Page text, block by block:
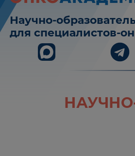
Научно-
для специалистов-